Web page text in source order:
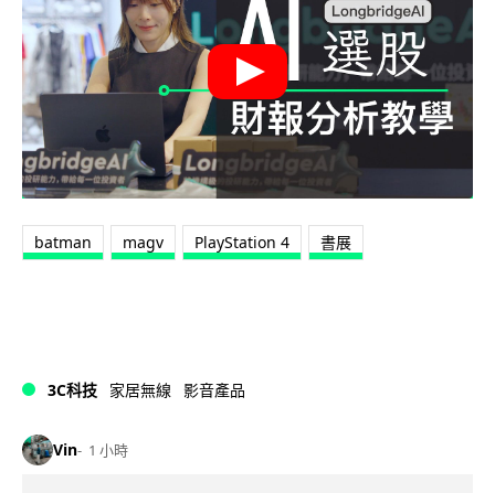
batman magv PlayStation 4 書展
3C科技 家居無線 影音產品
Vin 1 小時